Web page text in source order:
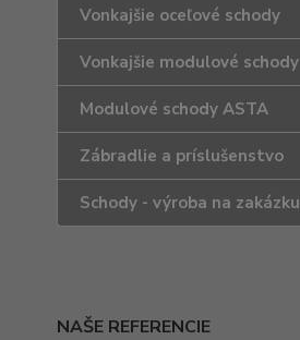
Vonkajšie oceľové schody
Vonkajšie modulové schody
Modulové schody ASTA
Zábradlie a príslušenstvo
Schody - výroba na zakázku
NAŠE REFERENCIE